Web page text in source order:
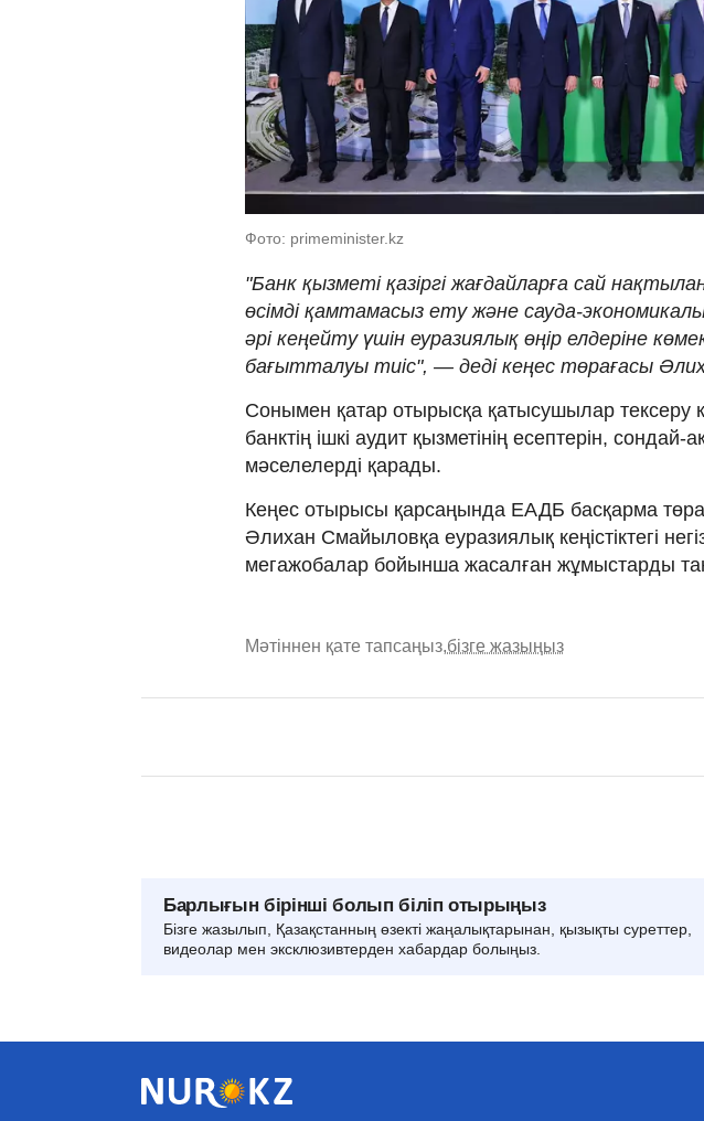
Фото: primeminister.kz
"Банк қызметі қазіргі жағдайларға сай
өсімді қамтамасыз ету және сауда-
әрі кеңейту үшін еуразиялық өңір елдеріне
бағытталуы тиіс", — деді кеңес төрағасы
Сонымен қатар отырысқа қатысушылар тексеру
банктің ішкі аудит қызметінің есептерін, сондай-
мәселелерді қарады.
Кеңес отырысы қарсаңында ЕАДБ басқарма
Әлихан Смайыловқа еуразиялық кеңістіктегі
мегажобалар бойынша жасалған жұмыстарды
Мәтіннен қате тапсаңыз,бізге жазыңыз
Барлығын бірінші болып біліп отырыңыз
Бізге жазылып, Қазақстанның өзекті жаңалықтарынан, қызықты суреттер,
видеолар мен эксклюзивтерден хабардар болыңыз.